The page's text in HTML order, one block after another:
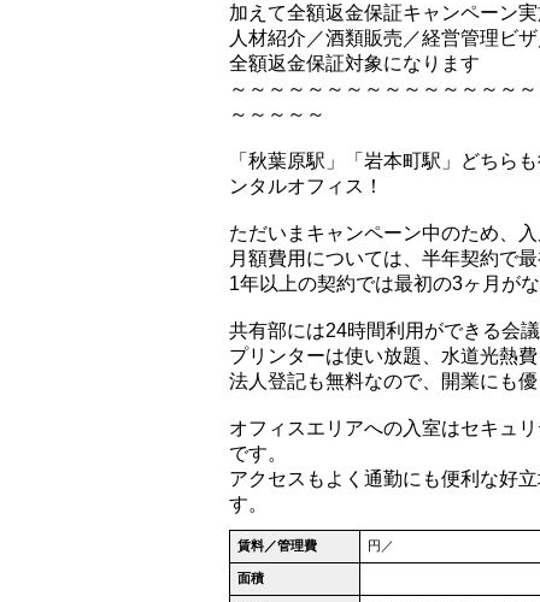
加えて全額返金保証キャンペーン
人材紹介／酒類販売／経営管理ビ
全額返金保証対象になります
～～～～～～～～～～～～～～～
～～～～～
「秋葉原駅」「岩本町駅」どちら
ンタルオフィス！
ただいまキャンペーン中のため、
月額費用については、半年契約で
1年以上の契約では最初の3ヶ月が
共有部には24時間利用ができる会
プリンターは使い放題、水道光熱
法人登記も無料なので、開業にも
オフィスエリアへの入室はセキュ
です。
アクセスもよく通勤にも便利な好
す。
賃料／管理費 円／
面積